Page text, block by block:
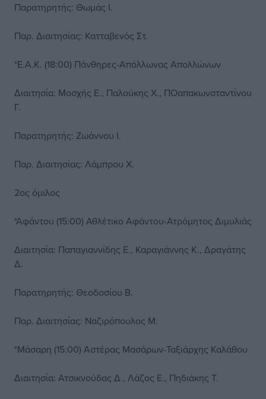
Παρατηρητής: Θωμάς Ι.
Παρ. Διαιτησίας: Κατταβενός Στ.
*Ε.Α.Κ. (18:00) Πάνθηρες-Απόλλωνας Απολλώνων
Διαιτησία: Μοσχής Ε., Παλούκης Χ., ΠΟαπακωνσταντίνου
Γ.
Παρατηρητής: Ζωάννου Ι.
Παρ. Διαιτησίας: Λάμπρου Χ.
2ος όμιλος
*Αφάντου (15:00) Αθλέτικο Αφάντου-Ατρόμητος Διμυλιάς
Διαιτησία: Παπαγιαννίδης Ε., Καραγιάννης Κ., Δραγάτης
Δ.
Παρατηρητής: Θεοδοσίου Β.
Παρ. Διαιτησίας: Ναζιρόπουλος Μ.
*Μάσαρη (15:00) Αστέρας Μασάρων-Ταξιάρχης Καλάθου
Διαιτησία: Ατσικνούδας Δ., Λάζος Ε., Πηδιάκης Τ.